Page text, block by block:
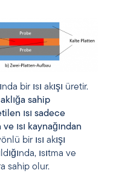
bir ısı akışı üretir.
sahip
ısı sadece
ısı kaynağından
ısıtma ve
sahip olur.